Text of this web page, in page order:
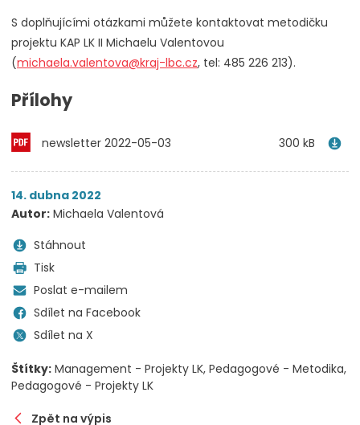
S doplňujícími otázkami můžete kontaktovat metodičku
projektu KAP LK II Michaelu Valentovou
(michaela.valentova@kraj-lbc.cz, tel: 485 226 213).
Přílohy
newsletter 2022-05-03 300 kB
14. dubna 2022
Autor: Michaela Valentová
Stáhnout
Tisk
Poslat e-mailem
Sdílet na Facebook
Sdílet na X
Štítky: Management - Projekty LK Pedagogové - Metodika
Pedagogové - Projekty LK
Zpět na výpis